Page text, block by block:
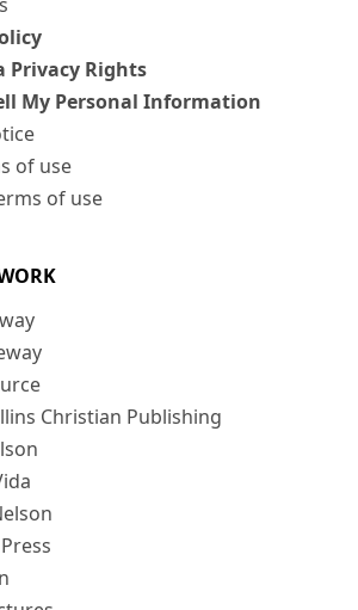
Privacy Rights
My Personal Information
of use
of use
Christian Publishing